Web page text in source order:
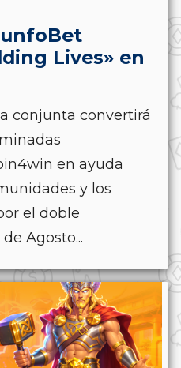
Lives» en
conjunta convertirá
en ayuda
y los
el doble
Agosto...